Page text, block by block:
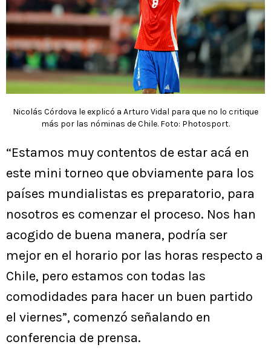
Nicolás Córdova le explicó a Arturo Vidal para que no lo critique
más por las nóminas de Chile. Foto: Photosport.
“Estamos muy contentos de estar acá en
este mini torneo que obviamente para los
países mundialistas es preparatorio, para
nosotros es comenzar el proceso. Nos han
acogido de buena manera, podría ser
mejor en el horario por las horas respecto a
Chile, pero estamos con todas las
comodidades para hacer un buen partido
el viernes”, comenzó señalando en
conferencia de prensa.